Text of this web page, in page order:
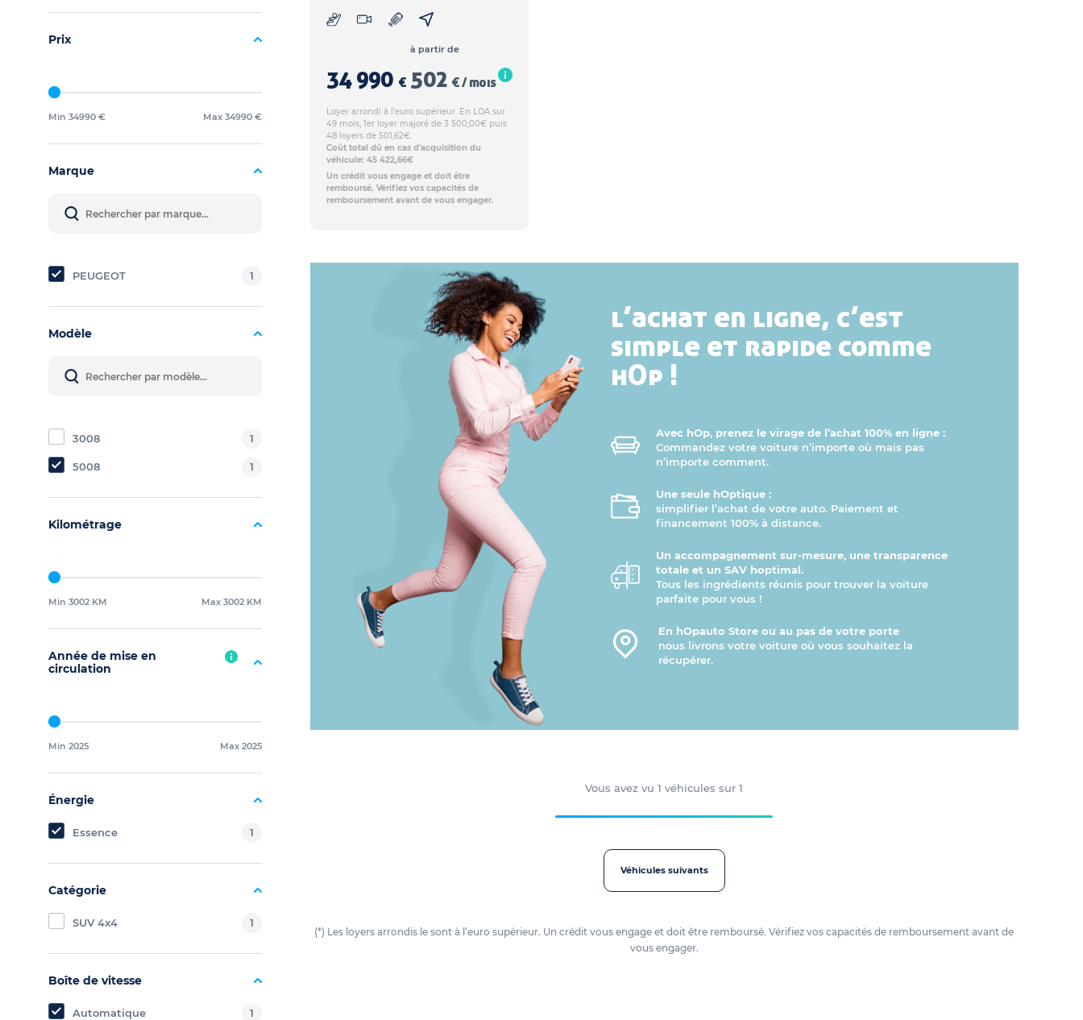
Prix
Min 34990 € Max 34990 €
Marque
PEUGEOT 1
Modèle
3008 1
5008 1
Kilométrage
Min 3002 KM Max 3002 KM
Année de mise en
circulation
Min 2025 Max 2025
Énergie
Essence 1
Catégorie
SUV 4x4 1
Boîte de vitesse
Automatique 1
34 990 €
à partir de
502 € / mois
Loyer arrondi à l'euro supérieur. En LOA sur
49 mois, 1er loyer majoré de 3 500,00€ puis
48 loyers de 501,62€.
Coût total dû en cas d'acquisition du
véhicule: 45 422,66€
Un crédit vous engage et doit être
remboursé. Vérifiez vos capacités de
remboursement avant de vous engager.
l’achat en ligne, c’est
simple et rapide comme
hOp !
Avec hOp, prenez le virage de l’achat 100% en ligne :
Commandez votre voiture n’importe où mais pas
n’importe comment.
Une seule hOptique :
simplifier l’achat de votre auto. Paiement et
financement 100% à distance.
Un accompagnement sur-mesure, une transparence
totale et un SAV hoptimal.
Tous les ingrédients réunis pour trouver la voiture
parfaite pour vous !
En hOpauto Store ou au pas de votre porte
nous livrons votre voiture où vous souhaitez la
récupérer.
Vous avez vu 1véhicules sur1
Véhicules suivants
(*) Les loyers arrondis le sont à l’euro supérieur. Un crédit vous engage et doit être remboursé. Vérifiez vos capacités de remboursement avant de
vous engager.